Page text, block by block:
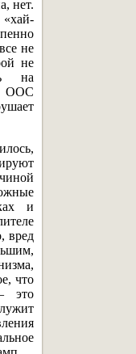
нет.
не
не
на
ООС
и
вред
что
это